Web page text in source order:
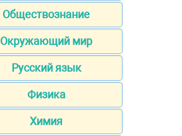
Обществознание
Окружающий мир
Русский язык
Физика
Химия